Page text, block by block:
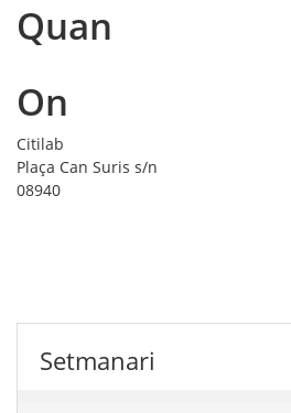
Quan
On
Citilab
Plaça Can Suris s/n
08940
Setmanari